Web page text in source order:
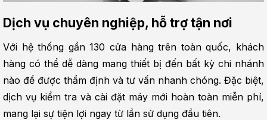
Dịch vụ chuyên nghiệp, hỗ trợ tận nơi
Với hệ thống gần 130 cửa hàng trên toàn quốc, khách
hàng có thể dễ dàng mang thiết bị đến bất kỳ chi nhánh
nào để được thẩm định và tư vấn nhanh chóng. Đặc biệt,
dịch vụ kiểm tra và cài đặt máy mới hoàn toàn miễn phí,
mang lại sự tiện lợi ngay từ lần sử dụng đầu tiên.